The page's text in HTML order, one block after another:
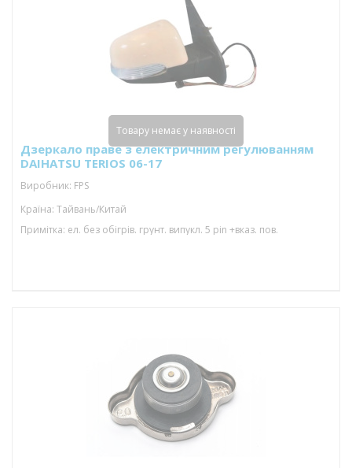
Дзеркало праве з електричним регулюванням
DAIHATSU TERIOS 06-17
Виробник: FPS
Країна: Тайвань/Китай
Примітка: ел. без обігрів. грунт. випукл. 5 pin +вказ. пов.
Товару немає у наявності